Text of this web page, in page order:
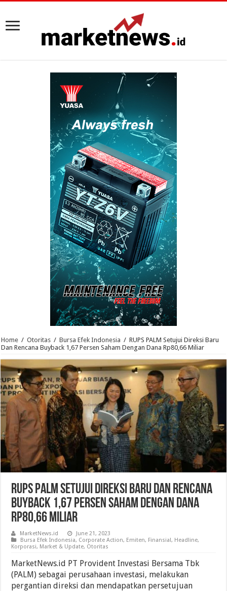
Home / Otoritas / Bursa Efek Indonesia / RUPS PALM Setujui Direksi Baru
Dan Rencana Buyback 1,67 Persen Saham Dengan Dana Rp80,66 Miliar
RUPS PALM Setujui Direksi Baru Dan Rencana
Buyback 1,67 Persen Saham Dengan Dana
Rp80,66 Miliar
MarketNews.id
June 21, 2023
Bursa Efek Indonesia, Corporate Action, Emiten, Finansial, Headline,
Korporasi, Market & Update, Otoritas
MarketNews.id PT Provident Investasi Bersama Tbk
(PALM) sebagai perusahaan investasi, melakukan
pergantian direksi dan mendapatkan persetujuan